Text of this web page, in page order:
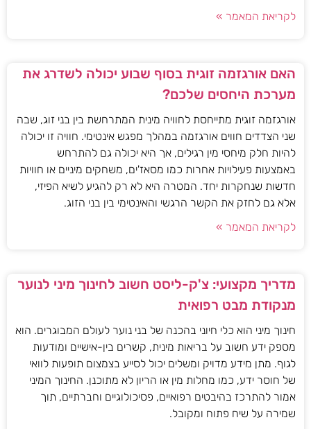
לקריאת המאמר »
האם אורגזמה זוגית בסוף שבוע יכולה לשדרג את
מערכת היחסים שלכם?
אורגזמה זוגית מתייחסת לחוויה מינית המתרחשת בין בני זוג, שבה
שני הצדדים חווים אורגזמה במהלך מפגש אינטימי. חוויה זו יכולה
להיות חלק מיחסי מין רגילים, אך היא יכולה גם להתרחש
באמצעות פעילויות אחרות כמו מסאז'ים, משחקים מיניים או חוויות
חדשות שנחקרות יחד. המטרה היא לא רק להגיע לשיא הפיזי,
אלא גם לחזק את הקשר הרגשי והאינטימי בין בני הזוג.
לקריאת המאמר »
מדריך מקצועי: צ'ק-ליסט חשוב לחינוך מיני לנוער
מנקודת מבט רפואית
חינוך מיני הוא כלי חיוני בהכנה של בני נוער לעולם המבוגרים. הוא
מספק ידע חשוב על בריאות מינית, קשרים בין-אישיים ומודעות
לגוף. מתן מידע מדויק ומשלים יכול לסייע בצמצום תופעות לוואי
של חוסר ידע, כמו מחלות מין או הריון לא מתוכנן. החינוך המיני
אמור להתרכז בהיבטים רפואיים, פסיכולוגיים וחברתיים, תוך
שמירה על שיח פתוח ומקובל.